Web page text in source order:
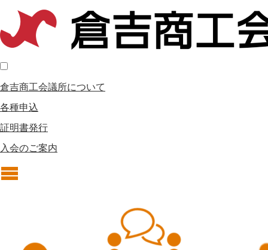
倉吉商工会議所について
各種申込
証明書発行
入会のご案内